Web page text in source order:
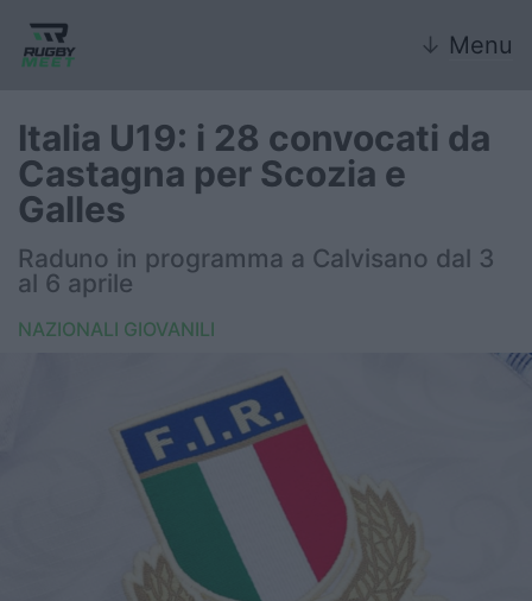
↓ Menu
Nazionale
Nazionali giovanili
Rugby Sevens
Internazionale
6 Nazioni
United Rugby Championship
Italia U19: i 28 convocati da
Castagna per Scozia e
Galles
Raduno in programma a Calvisano dal 3
al 6 aprile
NAZIONALI GIOVANILI